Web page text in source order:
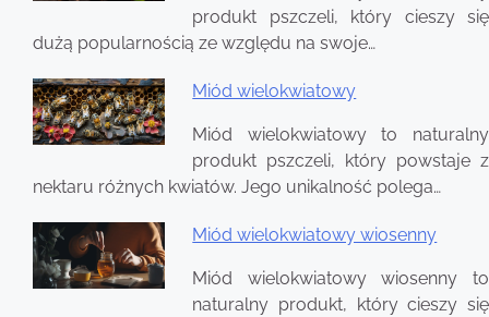
produkt pszczeli, który cieszy się
dużą popularnością ze względu na swoje…
Miód wielokwiatowy
Miód wielokwiatowy to naturalny
produkt pszczeli, który powstaje z
nektaru różnych kwiatów. Jego unikalność polega…
Miód wielokwiatowy wiosenny
Miód wielokwiatowy wiosenny to
naturalny produkt, który cieszy się